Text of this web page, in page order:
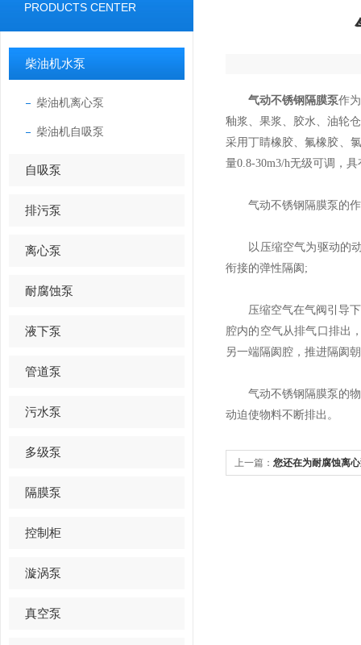
PRODUCTS CENTER
柴油机水泵
柴油机离心泵
柴油机自吸泵
自吸泵
排污泵
离心泵
耐腐蚀泵
液下泵
管道泵
污水泵
多级泵
隔膜泵
控制柜
漩涡泵
真空泵
气动不锈钢隔膜泵作
釉浆、果浆、胶水、油轮
采用丁睛橡胶、氟橡胶、
量0.8-30m3/h无级可调，
气动不锈钢隔膜泵的作
以压缩空气为驱动的动
衔接的弹性隔阂;
压缩空气在气阀引导下
腔内的空气从排气口排出
另一端隔阂腔，推进隔阂
气动不锈钢隔膜泵的物
动迫使物料不断排出。
上一篇： 您还在为耐腐蚀离